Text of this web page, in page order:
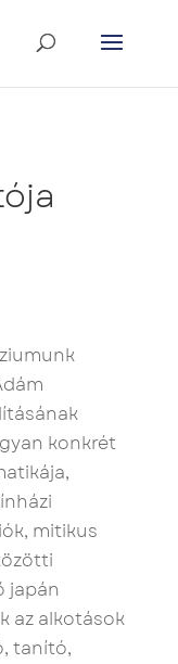
konkrét
mitikus
japán
az alkotások
tanító,